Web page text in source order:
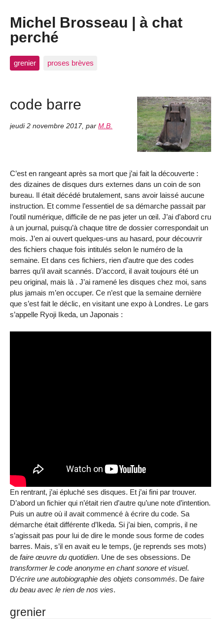
Michel Brosseau | à chat
perché
grenier proses brèves
code barre
jeudi 2 novembre 2017, par M.B.
C’est en rangeant après sa mort que j’ai fait la découverte :
des dizaines de disques durs externes dans un coin de son
bureau. Il était décédé brutalement, sans avoir laissé aucune
instruction. Et comme l’essentiel de sa démarche passait par
l’outil numérique, difficile de ne pas jeter un œil. J’ai d’abord cru
à un journal, puisqu’à chaque titre de dossier correspondait un
mois. J’en ai ouvert quelques-uns au hasard, pour découvrir
des fichiers chaque fois intitulés selon le numéro de la
semaine. Et dans ces fichiers, rien d’autre que des codes
barres qu’il avait scannés. D’accord, il avait toujours été un
peu original, mais là . J’ai ramené les disques chez moi, sans
plus jamais m’en occuper. Ce n’est que la semaine dernière
que s’est fait le déclic, en visitant une expo à Londres. Le gars
s’appelle Ryoji Ikeda, un Japonais :
En rentrant, j’ai épluché ses disques. Et j’ai fini par trouver.
D’abord un fichier qui n’était rien d’autre qu’une note d’intention.
Puis un autre où il avait commencé à écrire du code. Sa
démarche était différente d’Ikeda. Si j’ai bien, compris, il ne
s’agissait pas pour lui de dire le monde sous forme de codes
barres. Mais, s’il en avait eu le temps, (je reprends ses mots)
de faire œuvre du quotidien. Une de ses obsessions. De
transformer le code anonyme en chant sonore et visuel.
D’écrire une autobiographie des objets consommés. De faire
du beau avec le rien de nos vies.
grenier